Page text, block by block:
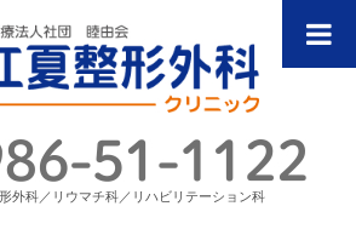
外科／リウマチ科／リハビリテーション科